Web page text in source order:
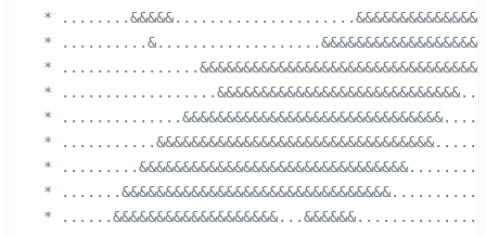
*
*
*
*
*
*
*
*
*